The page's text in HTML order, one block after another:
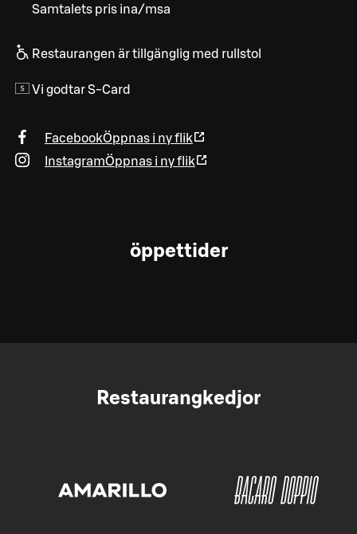
Samtalets pris ina/msa
Restaurangen är tillgänglig med rullstol
Vi godtar S-Card
FacebookÖppnas i ny flik
InstagramÖppnas i ny flik
öppettider
Restaurangkedjor